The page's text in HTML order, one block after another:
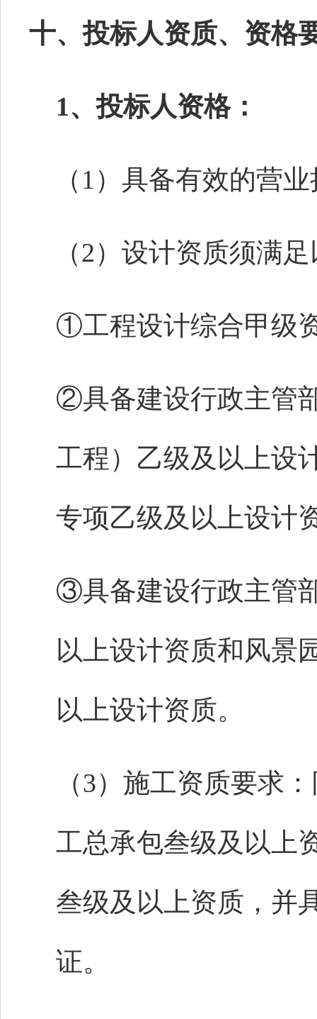
十、投标人资质、资格
1、投标人资格：
（ 1）具备有效的营
（2）设计资质须满
①工程设计综合甲级
②具备建设行政主管
工程）乙级及以上设
专项乙级及以上设计
③具备建设行政主管
以上设计资质和风景
以上设计资质。
（3）施工资质要求
工总承包叁级及以上
叁级及以上资质，并
证。